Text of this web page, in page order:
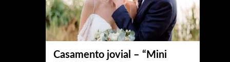
Casamento jovial – “Mini